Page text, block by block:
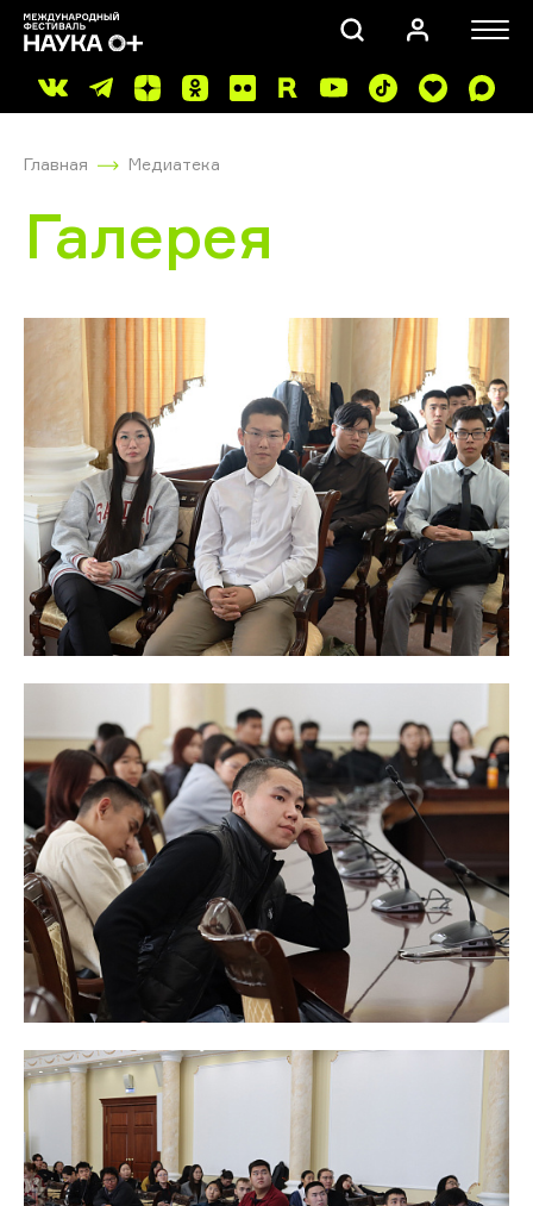
ПОИСК
Главная Медиатека
Галерея